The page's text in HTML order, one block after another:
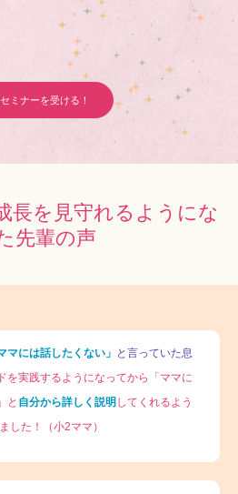
ミナーを受ける！
長を見守れるようにな
先輩の声
マには話したくない」 と言っていた息
を実践するようになってから「ママに
と 自分から詳しく説明 してくれるよう
した！（小2ママ）